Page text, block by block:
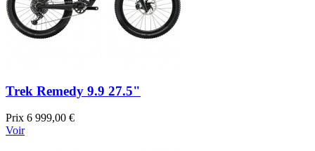
Trek Remedy 9.9 27.5"
Prix 6 999,00 €
Voir